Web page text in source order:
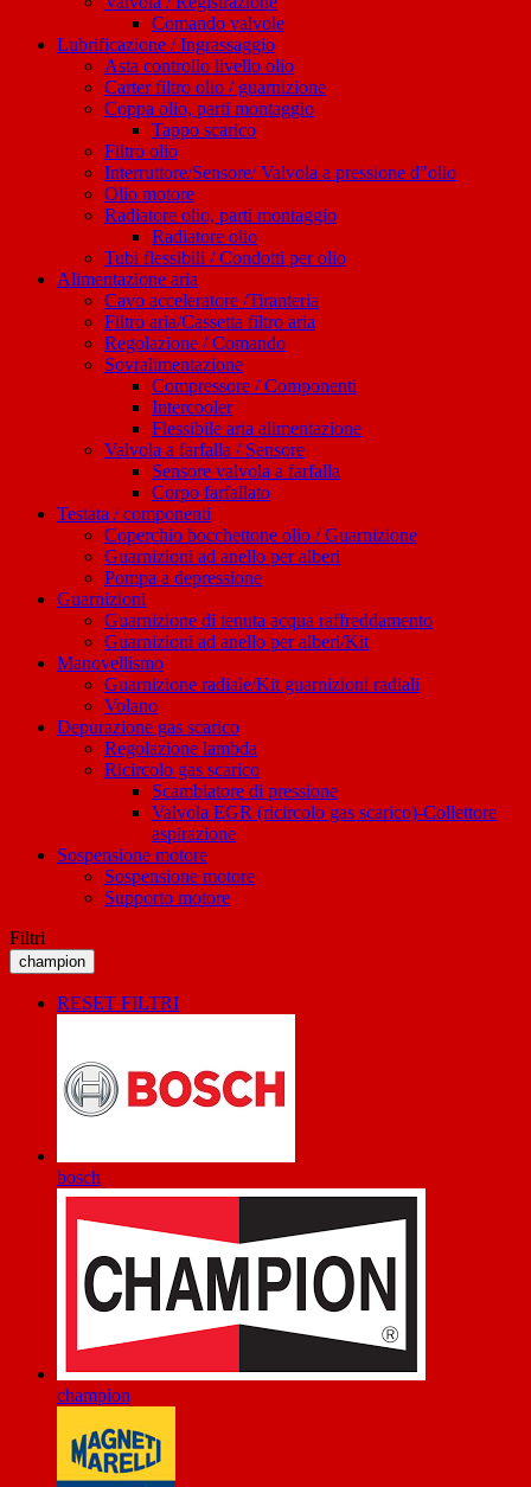
Comando valvole
Lubrificazione / Ingrassaggio
Asta controllo livello olio
Carter filtro olio / guarnizione
Coppa olio, parti montaggio
Tappo scarico
Filtro olio
Interruttore/Sensore/ Valvola a pressione d"olio
Olio motore
Radiatore olio, parti montaggio
Radiatore olio
Tubi flessibili / Condotti per olio
Alimentazione aria
Cavo acceleratore /Tiranteria
Filtro aria/Cassetta filtro aria
Regolazione / Comando
Sovralimentazione
Compressore / Componenti
Intercooler
Flessibile aria alimentazione
Valvola a farfalla / Sensore
Sensore valvola a farfalla
Corpo farfallato
Testata / componenti
Coperchio bocchettone olio / Guarnizione
Guarnizioni ad anello per alberi
Pompa a depressione
Guarnizioni
Guarnizione di tenuta acqua raffreddamento
Guarnizioni ad anello per alberi/Kit
Manovellismo
Guarnizione radiale/Kit guarnizioni radiali
Volano
Depurazione gas scarico
Regolazione lambda
Ricircolo gas scarico
Scambiatore di pressione
Valvola EGR (ricircolo gas scarico)-Collettore
aspirazione
Sospensione motore
Sospensione motore
Supporto motore
Filtri
champion
RESET FILTRI
bosch
champion